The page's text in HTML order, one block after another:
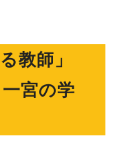
教師」
宮の学